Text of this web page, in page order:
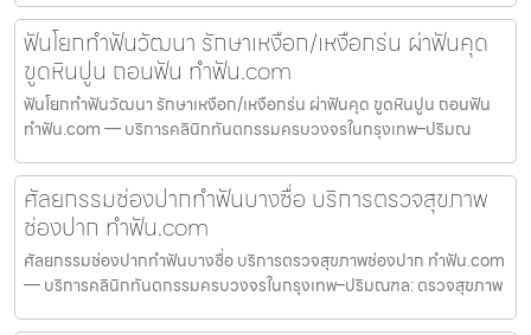
ฟันโยกทำฟันวัฒนา รักษาเหงือก/เหงือกร่น ผ่าฟันคุด
ขูดหินปูน ถอนฟัน ทำฟัน.com
ฟันโยกทำฟันวัฒนา รักษาเหงือก/เหงือกร่น ผ่าฟันคุด ขูดหินปูน ถอนฟัน
ทำฟัน.com — บริการคลินิกทันตกรรมครบวงจรในกรุงเทพ–ปริมณ
ศัลยกรรมช่องปากทำฟันบางซื่อ บริการตรวจสุขภาพ
ช่องปาก ทำฟัน.com
ศัลยกรรมช่องปากทำฟันบางซื่อ บริการตรวจสุขภาพช่องปาก ทำฟัน.com
— บริการคลินิกทันตกรรมครบวงจรในกรุงเทพ–ปริมณฑล: ตรวจสุขภาพ